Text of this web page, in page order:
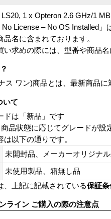
LS20, 1 x Opteron 2.6 GHz/1
License – No OS Installed」
品名に含まれております。
い求めの際には、型番や商品
ス ワン)商品とは、最新商品
いて
ドは「新品」です
品状態に応じてグレードが設
は以下の通りです。
未開封品、メーカーオリジナ
未使用製品、箱無し品
、上記に記載されている保証条
ライン ご購入の際の注意点